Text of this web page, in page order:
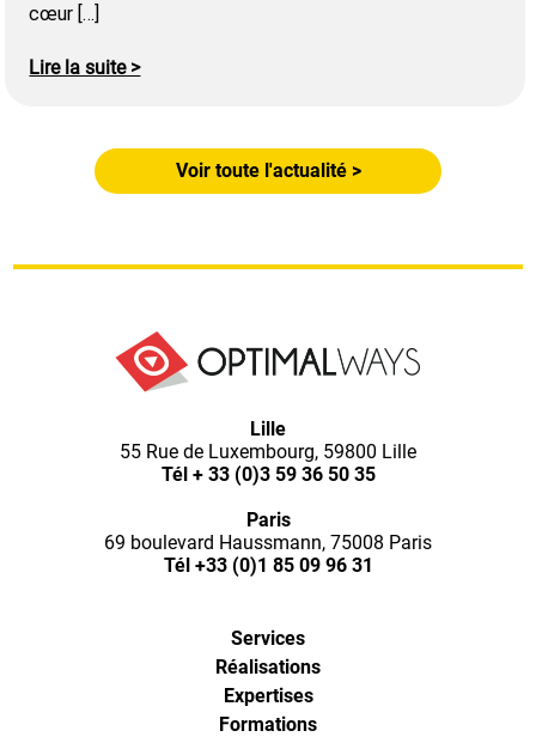
cœur […]
Lire la suite >
Voir toute l'actualité >
Optimal
Ways,
l'agence
de
digital
Lille
55 Rue de Luxembourg, 59800 Lille
Tél + 33 (0)3 59 36 50 35
Paris
69 boulevard Haussmann, 75008 Paris
Tél +33 (0)1 85 09 96 31
Services
Réalisations
Expertises
Formations